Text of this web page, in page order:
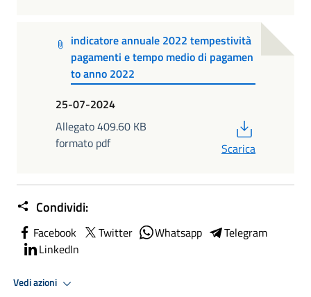
indicatore annuale 2022 tempestività
pagamenti e tempo medio di pagamen
to anno 2022
25-07-2024
Allegato 409.60 KB
formato pdf
Scarica
Condividi:
Facebook Twitter Whatsapp
Telegram
LinkedIn
Vedi azioni